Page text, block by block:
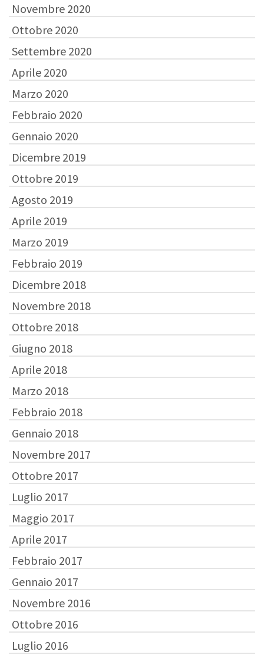
Novembre 2020
Ottobre 2020
Settembre 2020
Aprile 2020
Marzo 2020
Febbraio 2020
Gennaio 2020
Dicembre 2019
Ottobre 2019
Agosto 2019
Aprile 2019
Marzo 2019
Febbraio 2019
Dicembre 2018
Novembre 2018
Ottobre 2018
Giugno 2018
Aprile 2018
Marzo 2018
Febbraio 2018
Gennaio 2018
Novembre 2017
Ottobre 2017
Luglio 2017
Maggio 2017
Aprile 2017
Febbraio 2017
Gennaio 2017
Novembre 2016
Ottobre 2016
Luglio 2016